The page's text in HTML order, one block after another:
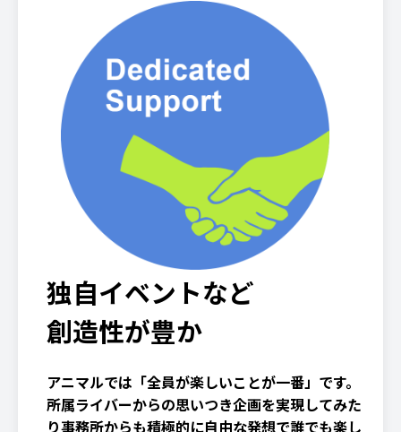
独自イベントなど
創造性が豊か
アニマルでは「全員が楽しいことが一番」です。
所属ライバーからの思いつき企画を実現してみた
り事務所からも積極的に自由な発想で誰でも楽し